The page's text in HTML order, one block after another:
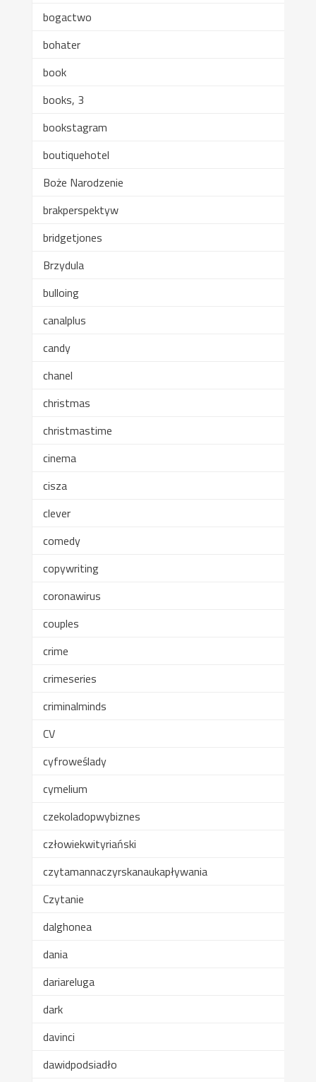
bogactwo
bohater
book
books, 3
bookstagram
boutiquehotel
Boże Narodzenie
brakperspektyw
bridgetjones
Brzydula
bulloing
canalplus
candy
chanel
christmas
christmastime
cinema
cisza
clever
comedy
copywriting
coronawirus
couples
crime
crimeseries
criminalminds
CV
cyfroweślady
cymelium
czekoladopwybiznes
człowiekwityriański
czytamannaczyrskanaukapływania
Czytanie
dalghonea
dania
dariareluga
dark
davinci
dawidpodsiadło